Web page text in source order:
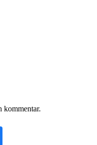
kommentar.